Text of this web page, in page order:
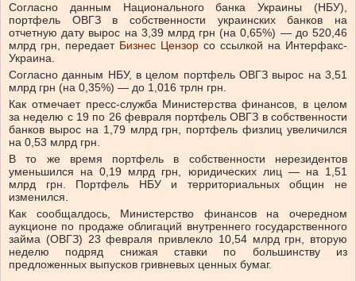
Согласно данным Национального банка Украины (НБУ),
портфель ОВГЗ в собственности украинских банков на
отчетную дату вырос на 3,39 млрд грн (на 0,65%) — до 520,46
млрд грн, передает Бизнес Цензор со ссылкой на Интерфакс-
Украина.
Согласно данным НБУ, в целом портфель ОВГЗ вырос на 3,51
млрд грн (на 0,35%) — до 1,016 трлн грн.
Как отмечает пресс-служба Министерства финансов, в целом
за неделю с 19 по 26 февраля портфель ОВГЗ в собственности
банков вырос на 1,79 млрд грн, портфель физлиц увеличился
на 0,53 млрд грн.
В то же время портфель в собственности нерезидентов
уменьшился на 0,19 млрд грн, юридических лиц — на 1,51
млрд грн. Портфель НБУ и территориальных общин не
изменился.
Как сообщалдось, Министерство финансов на очередном
аукционе по продаже облигаций внутреннего государственного
займа (ОВГЗ) 23 февраля привлекло 10,54 млрд грн, вторую
неделю подряд снижая ставки по большинству из
предложенных выпусков гривневых ценных бумаг.